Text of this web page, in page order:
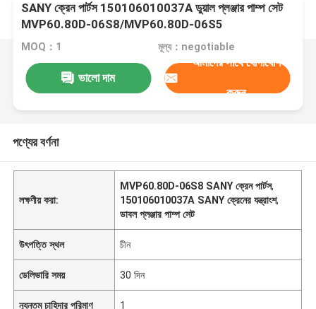
SANY ক্রেন পার্টস 150106010037A ডুয়াল প্লঞ্জার পাম্প সেট
MVP60.80D-06S8/MVP60.80D-06S5
MOQ：1 মূল্য：negotiable
ভালো দাম
আমাদের সাথে যোগাযোগ
করুন
পণ্যের বর্ণনা
লক্ষণীয় করা:
MVP60.80D-06S8 SANY ক্রেন পার্টস,
150106010037A SANY ক্রেনের যন্ত্রাংশ,
ডাবল প্লঞ্জার পাম্প সেট
উৎপত্তি স্থল চীন
ডেলিভারি সময় 30 দিন
ন্যূনতম চাহিদার পরিমাণ 1